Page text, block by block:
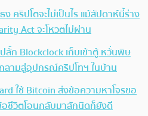
คริปโตจะไม่เป็นไร แม้สัปดาห์นี้ร่าง
Act จะโหวตไม่ผ่าน
ลั้ก Blockclock เก็บเข้าตู้ หวั่นพิษ
ลามสู่อุปกรณ์คริปโทฯ ในบ้าน
ใช้ Bitcoin ส่งข้อความหาโจรขอ
ชีวิตโอนกลับมาสักนิดก็ยังดี